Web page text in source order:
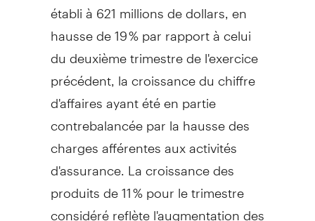
établi à 621 millions de dollars, en
hausse de 19 % par rapport à celui
du deuxième trimestre de l'exercice
précédent, la croissance du chiffre
d'affaires ayant été en partie
contrebalancée par la hausse des
charges afférentes aux activités
d'assurance. La croissance des
produits de 11 % pour le trimestre
considéré reflète l'augmentation des